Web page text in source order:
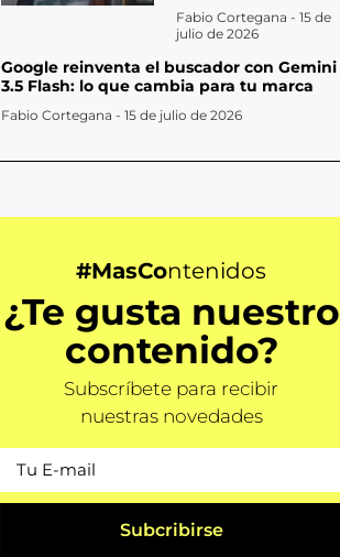
Fabio Cortegana 15 de
julio de 2026
Google reinventa el buscador con Gemini
3.5 Flash: lo que cambia para tu marca
Fabio Cortegana 15 de julio de 2026
#MasContenidos
¿Te gusta nuestro
contenido?
Subscríbete para recibir
nuestras novedades
Subcribirse